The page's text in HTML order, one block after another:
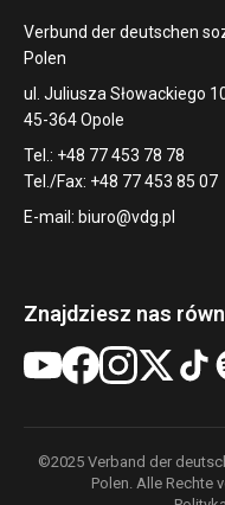
Verbund der deutschen
Polen
ul. Juliusza Słowackiego
45-364 Opole
Tel.: +48 77 453 78 78
Tel./Fax: +48 77 453 85 07
E-mail: biuro@vdg.pl
Znajdziesz nas
©2025 Verband der
Polen. Alle Rechte